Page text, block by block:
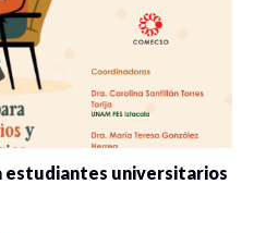
estudiantes universitarios